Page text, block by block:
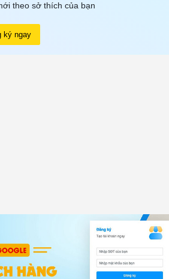
theo sở thích của bạn
ký ngay